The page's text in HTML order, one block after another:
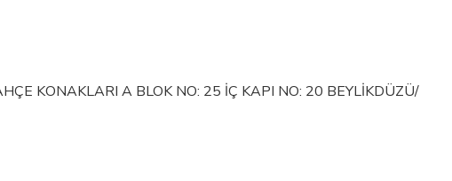
KONAKLARI A BLOK NO: 25 İÇ KAPI NO: 20 BEYLİKDÜZÜ/